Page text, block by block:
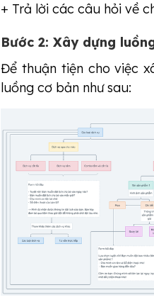
+ Trả lời các câu hỏi về
Bước 2: Xây dựng
Để thuận tiện cho việc
luồng cơ bản như sau: